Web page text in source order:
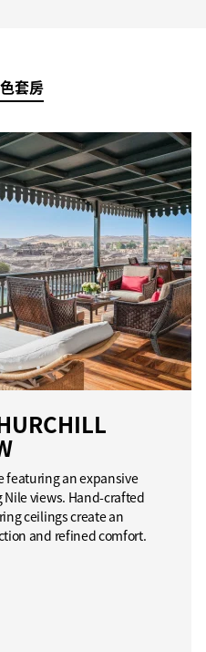
套房
featuring an expansive
views. Hand-crafted
ceilings create an
and refined comfort.